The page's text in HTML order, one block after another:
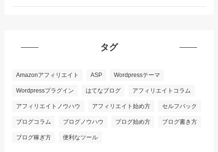
タグ
Amazonアフィリエイト ASP Wordpressテーマ
Wordpressプラグイン はてなブログ アフィリエイトコラム
アフィリエイトノウハウ アフィリエイト始め方 セルフバック
ブログコラム ブログノウハウ ブログ始め方 ブログ書き方
ブログ稼ぎ方 便利なツール